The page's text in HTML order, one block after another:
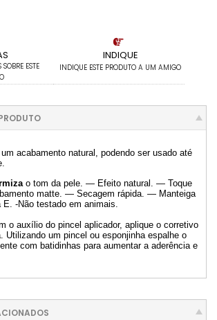
ESTE
INDIQUE
INDIQUE ESTE PRODUTO A UM AMIGO
acabamento natural, podendo ser usado até
o tom da pele. — Efeito natural. — Toque
matte. — Secagem rápida. — Manteiga
-Não testado em animais.
o auxílio do pincel aplicador, aplique o corretivo
Utilizando um pincel ou esponjinha espalhe o
com batidinhas para aumentar a aderência e